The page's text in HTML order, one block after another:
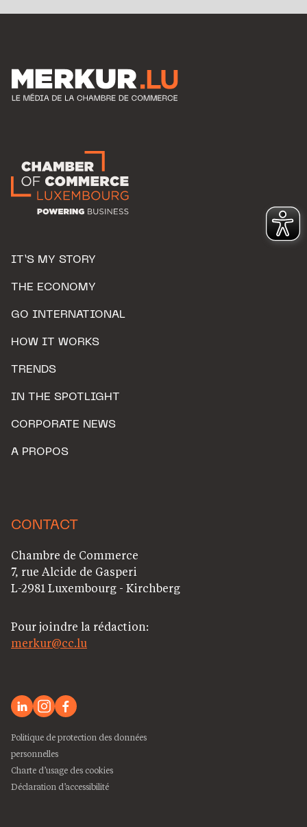
IT’S MY STORY
THE ECONOMY
GO INTERNATIONAL
HOW IT WORKS
TRENDS
IN THE SPOTLIGHT
CORPORATE NEWS
A PROPOS
CONTACT
Chambre de Commerce
7, rue Alcide de Gasperi
L-2981 Luxembourg - Kirchberg
Pour joindre la rédaction:
merkur@cc.lu
Politique de protection des données
personnelles
Charte d’usage des cookies
Déclaration d’accessibilité